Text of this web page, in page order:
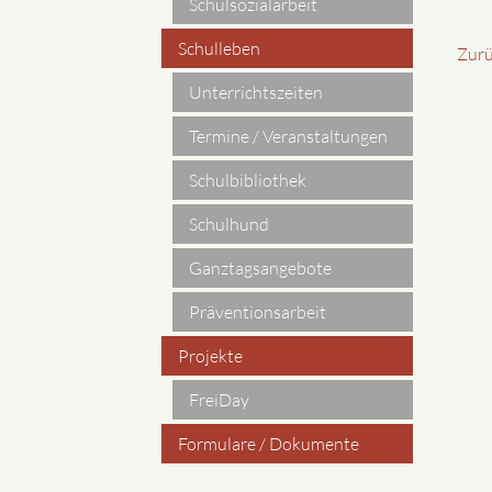
Schulleben
Unterrichtszeiten
Termine / Veranstaltungen
Schulbibliothek
Schulhund
Ganztagsangebote
Präventionsarbeit
Projekte
FreiDay
Formulare / Dokumente